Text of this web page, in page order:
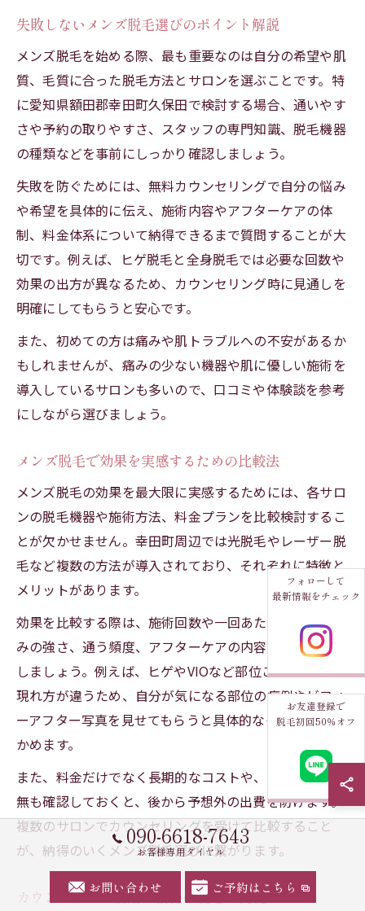
失敗しないメンズ脱毛選びのポイント解説
メンズ脱毛を始める際、最も重要なのは自分の希望や肌
質、毛質に合った脱毛方法とサロンを選ぶことです。特
に愛知県額田郡幸田町久保田で検討する場合、通いやす
さや予約の取りやすさ、スタッフの専門知識、脱毛機器
の種類などを事前にしっかり確認しましょう。
失敗を防ぐためには、無料カウンセリングで自分の悩み
や希望を具体的に伝え、施術内容やアフターケアの体
制、料金体系について納得できるまで質問することが大
切です。例えば、ヒゲ脱毛と全身脱毛では必要な回数や
効果の出方が異なるため、カウンセリング時に見通しを
明確にしてもらうと安心です。
また、初めての方は痛みや肌トラブルへの不安があるか
もしれませんが、痛みの少ない機器や肌に優しい施術を
導入しているサロンも多いので、口コミや体験談を参考
にしながら選びましょう。
メンズ脱毛で効果を実感するための比較法
メンズ脱毛の効果を最大限に実感するためには、各サロ
ンの脱毛機器や施術方法、料金プランを比較検討するこ
とが欠かせません。幸田町周辺では光脱毛やレーザー脱
毛など複数の方法が導入されており、それぞれに特徴と
メリットがあります。
効果を比較する際は、施術回数や一回あたりの効果、痛
みの強さ、通う頻度、アフターケアの内容までチェック
しましょう。例えば、ヒゲやVIOなど部位ごとに効果の
現れ方が違うため、自分が気になる部位の症例やビフォ
ーアフター写真を見せてもらうと具体的なイメージがつ
かめます。
また、料金だけでなく長期的なコストや、追加料金の有
無も確認しておくと、後から予想外の出費を防げます。
複数のサロンでカウンセリングを受けて比較すること
が、納得のいくメンズ脱毛選びに繋がります。
カウンセリング活用で納得の脱毛を実現
フォローして
最新情報をチェック
お友達登録で
脱毛初回50％オフ
090-6618-7643
お客様専用ダイヤル
お問い合わせ ご予約はこちら